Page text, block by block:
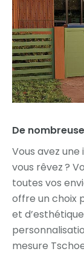
De
Vous avez
vous rêvez ?
toutes vos
offre un choix
et
mesure